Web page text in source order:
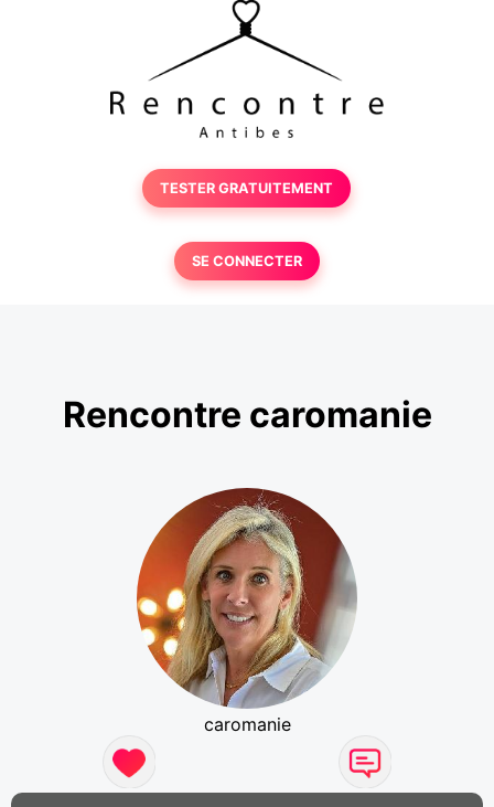
TESTER GRATUITEMENT
SE CONNECTER
Rencontre caromanie
caromanie